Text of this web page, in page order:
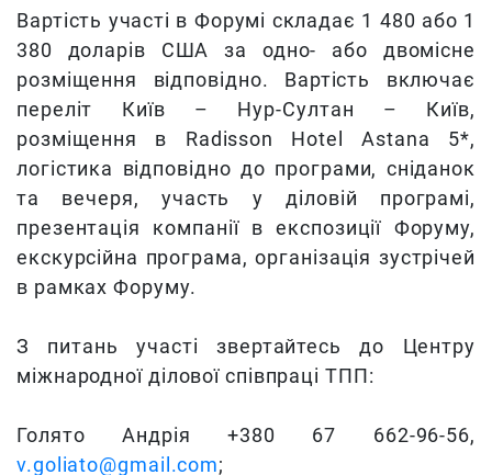
Вартість участі в Форумі складає 1 480 або 1
380 доларів США за одно- або двомісне
розміщення відповідно. Вартість включає
переліт Київ – Нур-Султан – Київ,
розміщення в Radisson Hotel Astana 5*,
логістика відповідно до програми, сніданок
та вечеря, участь у діловій програмі,
презентація компанії в експозиції Форуму,
екскурсійна програма, організація зустрічей
в рамках Форуму.
З питань участі звертайтесь до Центру
міжнародної ділової співпраці ТПП:
Голято Андрія +380 67 662-96-56,
v.goliato@gmail.com;